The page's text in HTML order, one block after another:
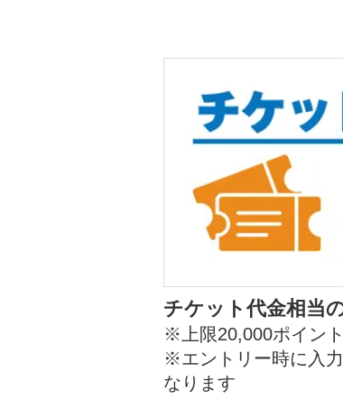
チケット代金相当
※上限20,000ポイント
※エントリー時に入
なります